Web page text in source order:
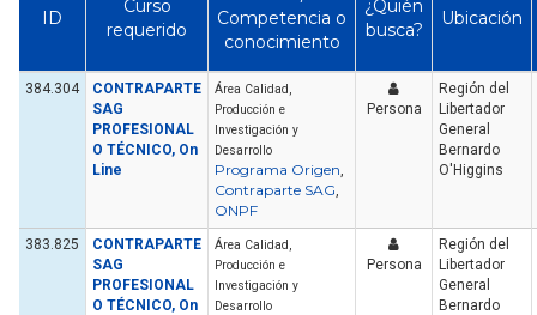
ID
Curso
requerido
Competencia o
conocimiento
¿Quién
busca?
Ubicación
384.304
CONTRAPARTE
SAG
PROFESIONAL
O TÉCNICO, On
Line
Área Calidad,
Producción e
Investigación y
Desarrollo
Programa Origen,
Contraparte SAG,
ONPF
Persona
Región del
Libertador
General
Bernardo
O'Higgins
383.825
CONTRAPARTE
SAG
PROFESIONAL
O TÉCNICO, On
Área Calidad,
Producción e
Investigación y
Desarrollo
Persona
Región del
Libertador
General
Bernardo